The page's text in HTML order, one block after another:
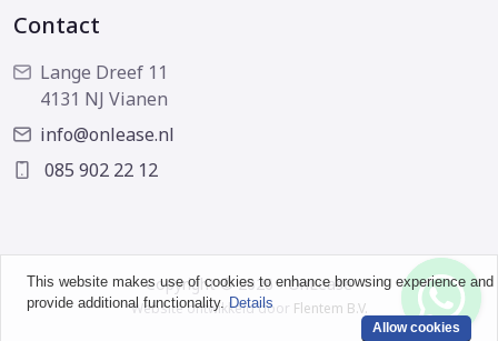
Contact
Lange Dreef 11
4131 NJ Vianen
info@onlease.nl
085 902 22 12
Copyright © 2026 - OnLease
Website ontwikkeld door Flentem B.V.
This website makes use of cookies to enhance browsing experience and
provide additional functionality. Details
Allow cookies